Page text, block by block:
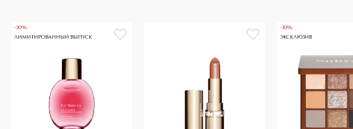
-30%
ЛИМИТИРОВАННЫЙ ВЫПУСК
-30%
ЭКСКЛЮЗИВ